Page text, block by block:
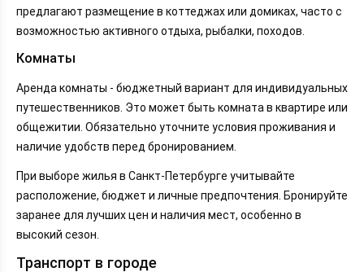
предлагают размещение в коттеджах или домиках, часто с
возможностью активного отдыха, рыбалки, походов.
Комнаты
Аренда комнаты - бюджетный вариант для индивидуальных
путешественников. Это может быть комната в квартире или
общежитии. Обязательно уточните условия проживания и
наличие удобств перед бронированием.
При выборе жилья в Санкт-Петербурге учитывайте
расположение, бюджет и личные предпочтения. Бронируйте
заранее для лучших цен и наличия мест, особенно в
высокий сезон.
Транспорт в городе